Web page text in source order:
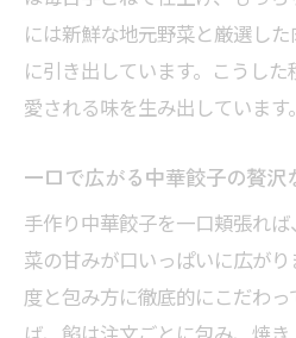
には新鮮な地元野菜と厳選し
に引き出しています。こうし
愛される味を生み出しています。
一口で広がる中華餃子の贅沢
手作り中華餃子を一口頬張れ
菜の甘みが口いっぱいに広が
度と包み方に徹底的にこだわ